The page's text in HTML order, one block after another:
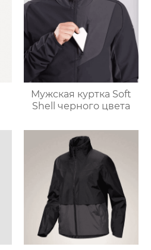
Мужская куртка Soft
Shell черного цвета